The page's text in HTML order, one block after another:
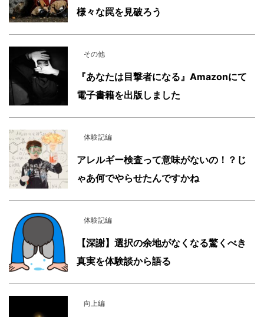
様々な罠を見破ろう
その他
『あなたは目撃者になる』Amazonにて
電子書籍を出版しました
体験記編
アレルギー検査って意味がないの！？じ
ゃあ何でやらせたんですかね
体験記編
【深謝】選択の余地がなくなる驚くべき
真実を体験談から語る
向上編